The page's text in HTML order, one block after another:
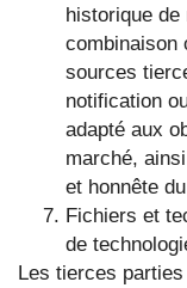
historique
combinaison
sources
notification
adapté aux
marché,
et honnête
Fichiers et
de
Les tierces